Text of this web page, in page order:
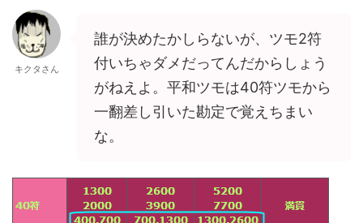
キクタさん
誰が決めたかしらないが、ツモ2符
付いちゃダメだってんだからしょう
がねえよ。平和ツモは40符ツモから
一翻差し引いた勘定で覚えちまい
な。